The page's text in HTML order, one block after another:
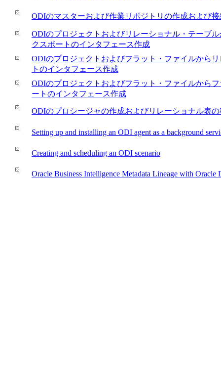
ODIのマスターおよび作業リポジトリの作成および接
ODIのプロジェクトおよびリレーショナル・テーブ
クスポートのインタフェース作成
ODIのプロジェクトおよびフラット・ファイルから
トのインタフェース作成
ODIのプロジェクトおよびフラット・ファイルから
ートのインタフェース作成
ODIのプロシージャの作成およびリレーショナル表
Setting up and installing an ODI agent as a background
Creating and scheduling an ODI scenario
Oracle Business Intelligence Metadata Lineage with Oracle